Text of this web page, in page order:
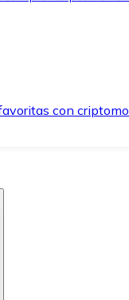
con
de pago.
y segura.